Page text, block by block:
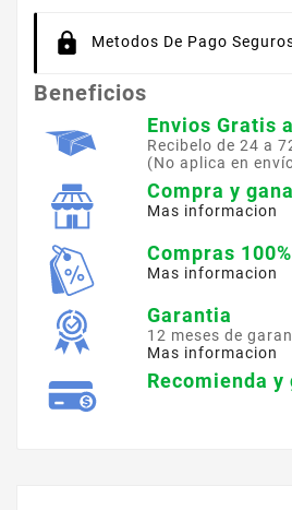
Metodos De Pago
Beneficios
Envios Gratis
Recibelo de 24 a
(No aplica en
Compra y
Mas informacion
Compras
Mas informacion
Garantia
12 meses de
Mas informacion
Recomienda y